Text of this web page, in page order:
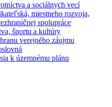
a sociálnych vecí
miestneho rozvoja,
spolupráce
športu a kultúry
verejného záujmu
k územnému plánu